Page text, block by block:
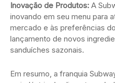
Inovação de Produtos: A
inovando em seu menu para
mercado e às preferências
lançamento de novos
sanduíches sazonais.
Em resumo, a franquia